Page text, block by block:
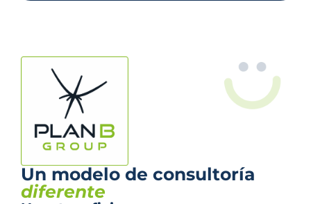
Un modelo de consultoría
diferente